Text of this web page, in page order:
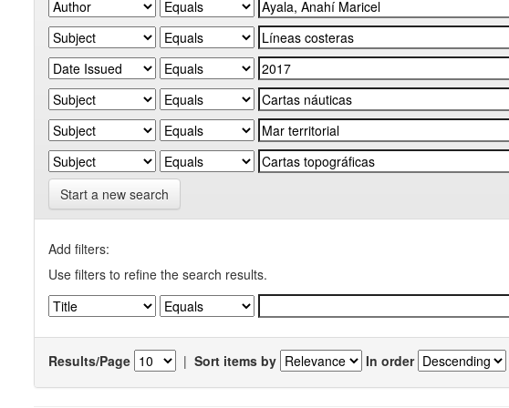
Start a new search
Add filters:
Use filters to refine the search results.
Results/Page | Sort items by In order